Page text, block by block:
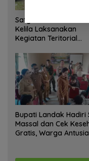
Satgas Yonif 645 GTY
Kelila Laksanakan
Kegiatan Teritorial
Tokoh Adat dan Lurah
Bupati Landak Hadiri
Massal dan Cek
Gratis, Warga